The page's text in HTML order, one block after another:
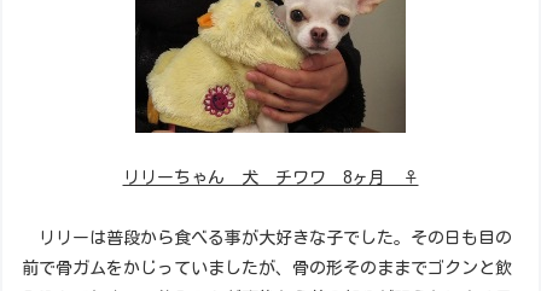
リリーちゃん 犬 チワワ 8ヶ月 ♀
リリーは普段から食べる事が大好きな子でした。その日も目の
前で骨ガムをかじっていましたが、骨の形そのままでゴクンと飲